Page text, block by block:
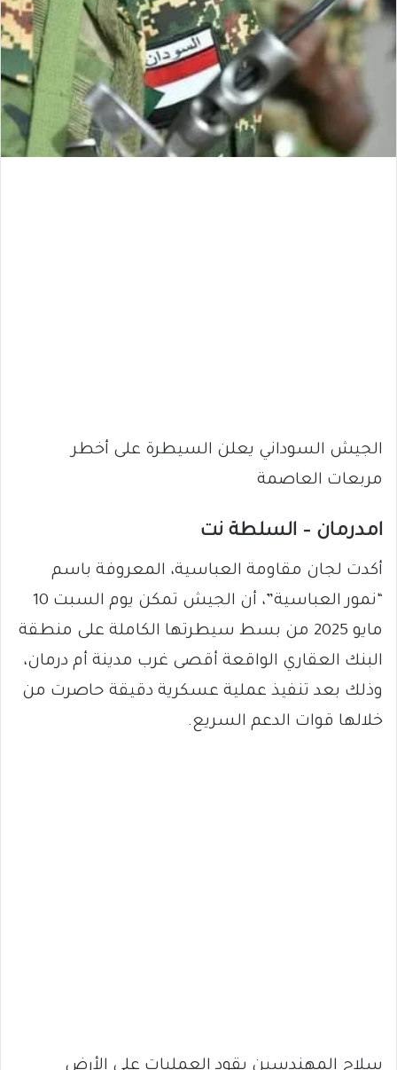
الجيش السوداني يعلن السيطرة على أخطر
مربعات العاصمة
امدرمان – السلطة نت
أكدت لجان مقاومة العباسية، المعروفة باسم
“نمور العباسية”، أن الجيش تمكن يوم السبت 10
مايو 2025 من بسط سيطرتها الكاملة على منطقة
البنك العقاري الواقعة أقصى غرب مدينة أم درمان،
وذلك بعد تنفيذ عملية عسكرية دقيقة حاصرت من
خلالها قوات الدعم السريع.